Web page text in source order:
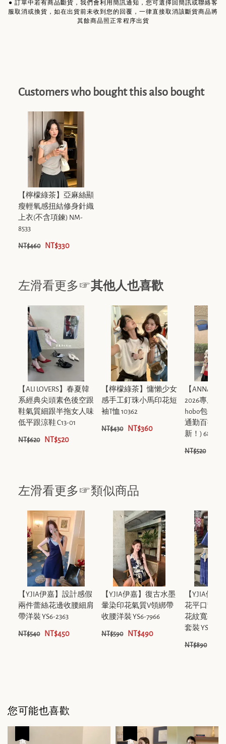
● 訂單中若有商品斷貨，我們會利用簡訊通知，您可選擇回簡訊或聯絡客
服取消或換貨，如在出貨前未收到您的回覆，一律直接取消該斷貨商品將
其餘商品照正常程序出貨
Customers who bought this also bought
【檸檬綠茶】亞麻絲顯
瘦輕氧感扭結修身針織
上衣(不含項鍊) NM-
8533
NT$460 NT$330
左滑看更多☞其他人也喜歡
【ALI LOVERS】春夏韓
系經典尖頭素色後空跟
鞋氣質細跟半拖女人味
低平跟涼鞋 C13-01
NT$620 NT$520
【檸檬綠茶】慵懶少女
感手工釘珠小馬印花短
袖T恤 10362
NT$430 NT$360
【
2026專屬自
hobo包包女
通勤百搭手
新！)
NT$520
左滑看更多☞類似商品
【Y.JIA伊嘉】設計感假
兩件蕾絲花邊收腰細肩
帶洋裝 YS6-2363
NT$540 NT$450
【Y.JIA伊嘉】復古水墨
暈染印花氣質V領綁帶
收腰洋裝 YS6-7966
NT$590 NT$490
【Y.JIA伊
花平口背心
花紋寬褲休
套裝 YS6-1323
NT$890
您可能也喜歡